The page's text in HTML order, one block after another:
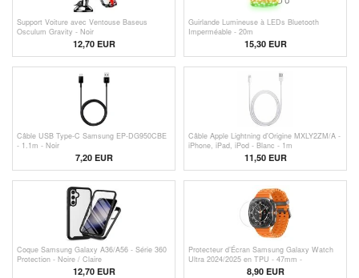
Support Voiture avec Ventouse Baseus
Osculum Gravity - Noir
12,70 EUR
Guirlande Lumineuse à LEDs Bluetooth
Imperméable - 20m
15,30 EUR
Câble USB Type-C Samsung EP-DG950CBE
- 1.1m - Noir
7,20 EUR
Câble Apple Lightning d'Origine MXLY2ZM/A -
iPhone, iPad, iPod - Blanc - 1m
11,50EUR
Coque Samsung Galaxy A36/A56 - Série 360
Protection - Noire / Claire
12,70 EUR
Protecteur d’Écran Samsung Galaxy Watch
Ultra 2024/2025 en TPU - 47mm -
8,90 EUR